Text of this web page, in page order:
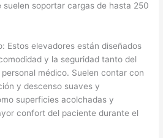
suelen soportar cargas de hasta 250
Estos elevadores están diseñados
y la seguridad tanto del
médico. Suelen contar con
y descenso suaves y
superficies acolchadas y
confort del paciente durante el